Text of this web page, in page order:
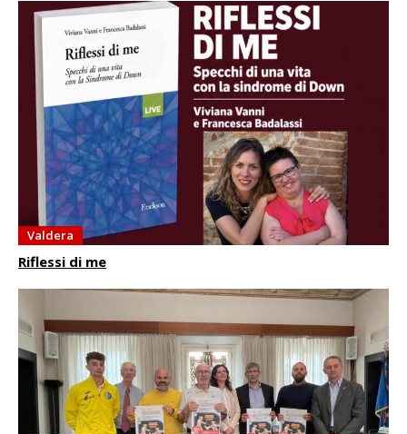
Valdera
Riflessi di me